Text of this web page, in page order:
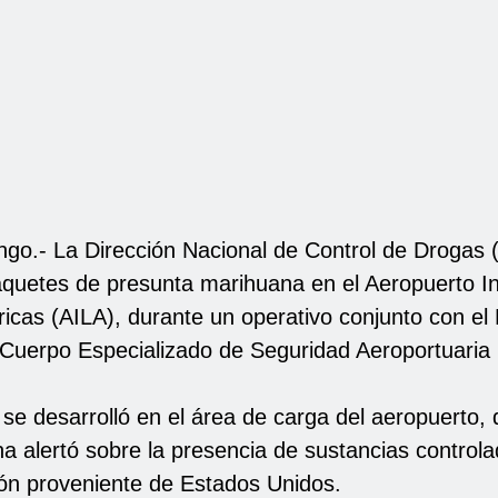
La Dirección Nacional de Control de Drogas
de presunta marihuana en el Aeropuerto
(AILA), durante un operativo conjunto con el
Especializado de Seguridad Aeroportuaria
desarrolló en el área de carga del aeropuerto,
alertó sobre la presencia de sustancias
proveniente de Estados Unidos.